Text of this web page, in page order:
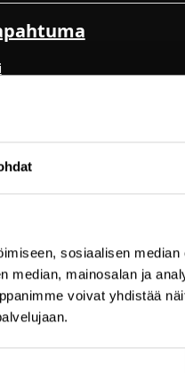
sosiaalisen
median, mainosalan ja
voivat yhdistää
28100 Pori